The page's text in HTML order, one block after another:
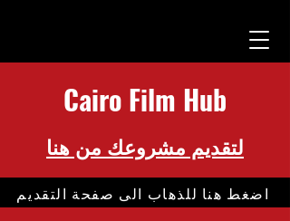
Cairo Film Hub
لتقديم مشروعك من هنا
اضغط هنا للذهاب الى صفحة التقديم